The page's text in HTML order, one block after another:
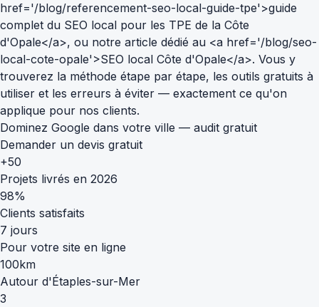
href='/blog/referencement-seo-local-guide-tpe'>guide
complet du SEO local pour les TPE de la Côte
d'Opale</a>, ou notre article dédié au <a href='/blog/seo-
local-cote-opale'>SEO local Côte d'Opale</a>. Vous y
trouverez la méthode étape par étape, les outils gratuits à
utiliser et les erreurs à éviter — exactement ce qu'on
applique pour nos clients.
Dominez Google dans votre ville — audit gratuit
Demander un devis gratuit
+50
Projets livrés en 2026
98%
Clients satisfaits
7 jours
Pour votre site en ligne
100km
Autour d'Étaples-sur-Mer
3